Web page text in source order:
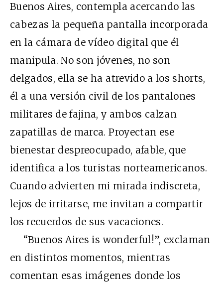
Buenos Aires, contempla acercando las
cabezas la pequeña pantalla incorporada
en la cámara de vídeo digital que él
manipula. No son jóvenes, no son
delgados, ella se ha atrevido a los shorts,
él a una versión civil de los pantalones
militares de fajina, y ambos calzan
zapatillas de marca. Proyectan ese
bienestar despreocupado, afable, que
identifica a los turistas norteamericanos.
Cuando advierten mi mirada indiscreta,
lejos de irritarse, me invitan a compartir
los recuerdos de sus vacaciones.
“Buenos Aires is wonderful!”, exclaman
en distintos momentos, mientras
comentan esas imágenes donde los